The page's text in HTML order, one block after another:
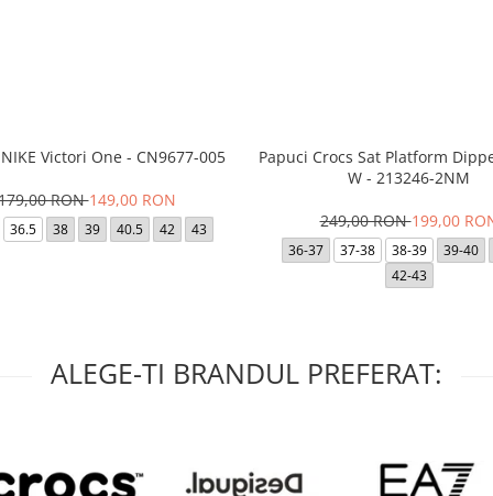
Victori One - CN9677-005
RON149,00 RON
36.5 38 39 40.5 42 43
Papuci Crocs Sat Platform
W - 213246-2NM
249,00 RON199,00
36-37 37-38 38-39 39-40
42-43
ALEGE-TI BRANDUL PREFERAT: